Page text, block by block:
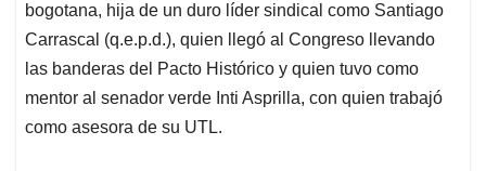
bogotana, hija de un duro líder sindical como Santiago
Carrascal (q.e.p.d.), quien llegó al Congreso llevando
las banderas del Pacto Histórico y quien tuvo como
mentor al senador verde Inti Asprilla, con quien trabajó
como asesora de su UTL.